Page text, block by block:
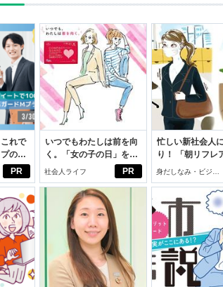
PR
れで
のセ
PR
いつでもわたしは前を向
く。「女の子の日」を前
向きに♪社会人エリ・大
社会人ライフ
忙しい新社会人
り！ 「朝リフレ
じめよう。しっ
イケアして24時
身だしなみ・ビジネ
スアイテム